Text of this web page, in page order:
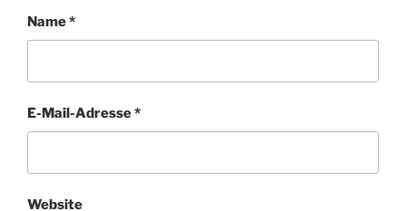
Name*
E-Mail-Adresse*
Website